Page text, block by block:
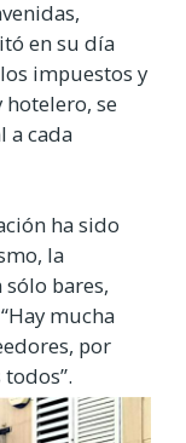
en su día
impuestos y
se
a cada
ha sido
la
bares,
mucha
por